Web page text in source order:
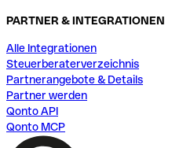
PARTNER & INTEGRATIONEN
Alle Integrationen
Steuerberaterverzeichnis
Partnerangebote & Details
Partner werden
Qonto API
Qonto MCP